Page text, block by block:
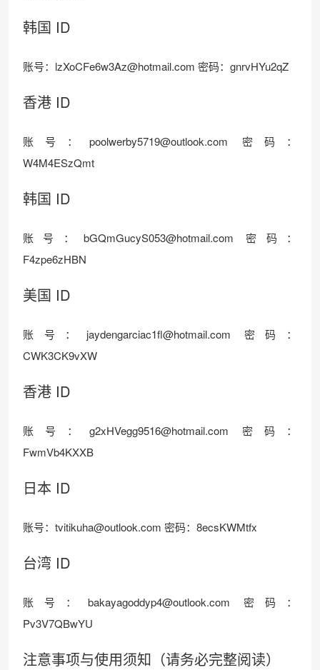
韩国 ID
账号：lzXoCFe6w3Az@hotmail.com 密码：gnrvHYu2qZ
香港 ID
账号：poolwerby5719@outlook.com 密码：
W4M4ESzQmt
韩国 ID
账号：bGQmGucyS053@hotmail.com 密码：
F4zpe6zHBN
美国 ID
账号：jaydengarciac1fl@hotmail.com 密码：
CWK3CK9vXW
香港 ID
账号：g2xHVegg9516@hotmail.com 密码：
FwmVb4KXXB
日本 ID
账号：tvitikuha@outlook.com 密码：8ecsKWMtfx
台湾 ID
账号：bakayagoddyp4@outlook.com 密码：
Pv3V7QBwYU
注意事项与使用须知（请务必完整阅读）